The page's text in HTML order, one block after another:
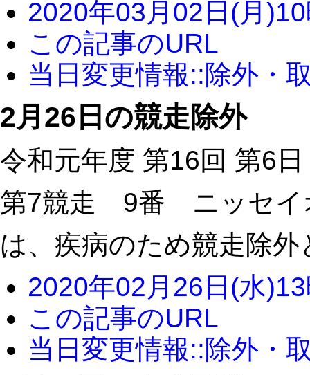
2020年03月02日(月
この記事のURL
当日変更情報::除外・
2月26日の競走除外
令和元年度 第16回 第6日
第7競走 9番 ニッセイ
は、疾病のため競走除
2020年02月26日(水
この記事のURL
当日変更情報::除外・